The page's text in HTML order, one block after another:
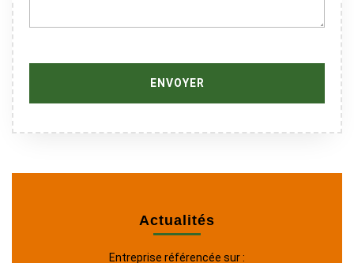
Actualités
Entreprise référencée sur :